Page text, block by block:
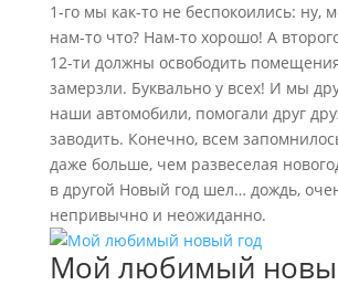
1-го мы как-то не беспокоились: ну,
нам-то что? Нам-то хорошо! А
12-ти должны освободить
замерзли. Буквально у всех! И мы
наши автомобили, помогали друг
заводить. Конечно, всем
даже больше, чем развеселая
в другой Новый год шел… дождь,
непривычно и неожиданно.
Мой любимый